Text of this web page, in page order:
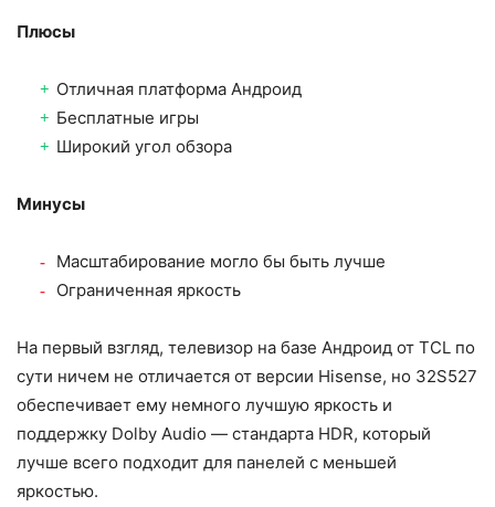
Плюсы
Отличная платформа Андроид
Бесплатные игры
Широкий угол обзора
Минусы
Масштабирование могло бы быть лучше
Ограниченная яркость
На первый взгляд, телевизор на базе Андроид от TCL по
сути ничем не отличается от версии Hisense, но 32S527
обеспечивает ему немного лучшую яркость и
поддержку Dolby Audio — стандарта HDR, который
лучше всего подходит для панелей с меньшей
яркостью.